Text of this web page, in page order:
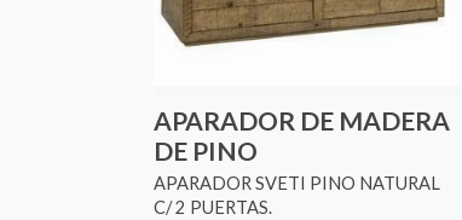
APARADOR DE MADERA
DE PINO
APARADOR SVETI PINO NATURAL
C/ 2 PUERTAS.